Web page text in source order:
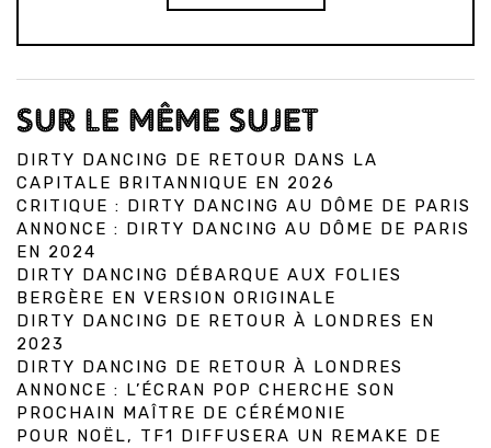
SUR LE MÊME SUJET
DIRTY DANCING DE RETOUR DANS LA
CAPITALE BRITANNIQUE EN 2026
CRITIQUE : DIRTY DANCING AU DÔME DE PARIS
ANNONCE : DIRTY DANCING AU DÔME DE PARIS
EN 2024
DIRTY DANCING DÉBARQUE AUX FOLIES
BERGÈRE EN VERSION ORIGINALE
DIRTY DANCING DE RETOUR À LONDRES EN
2023
DIRTY DANCING DE RETOUR À LONDRES
ANNONCE : L’ÉCRAN POP CHERCHE SON
PROCHAIN MAÎTRE DE CÉRÉMONIE
POUR NOËL, TF1 DIFFUSERA UN REMAKE DE